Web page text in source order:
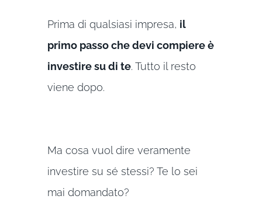
Prima di qualsiasi impresa, il
primo passo che devi compiere è
investire su di te. Tutto il resto
viene dopo.
Ma cosa vuol dire veramente
investire su sé stessi? Te lo sei
mai domandato?